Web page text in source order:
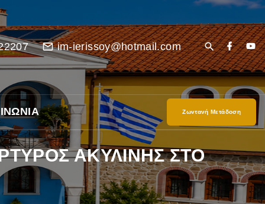
im-ierissoy@hotmail.com
Ζωντανή Μετάδοση
ΑΚΥΛΙΝΗΣ ΣΤΟ